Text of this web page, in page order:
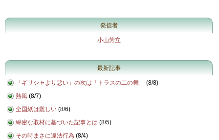
発信者
小山芳立
最新記事
「ギリシャより悪い」の次は「トラスの二の舞」 (8/8)
熱風 (8/7)
全国紙は難しい (8/6)
綿密な取材に基づいた記事とは (8/5)
その時まさに違法行為 (8/4)